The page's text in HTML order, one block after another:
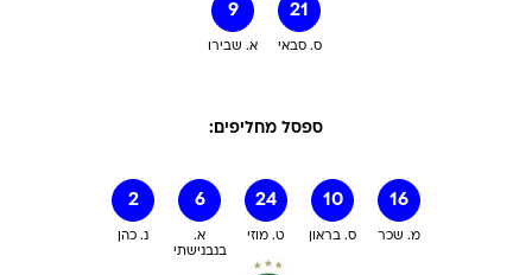
9
א. שבירו
21
ס. סבאי
ספסל מחליפים:
2
נ. כהן
6
א.
בנבנישתי
24
ט. מוזי
10
ס. בראון
16
מ. שכר